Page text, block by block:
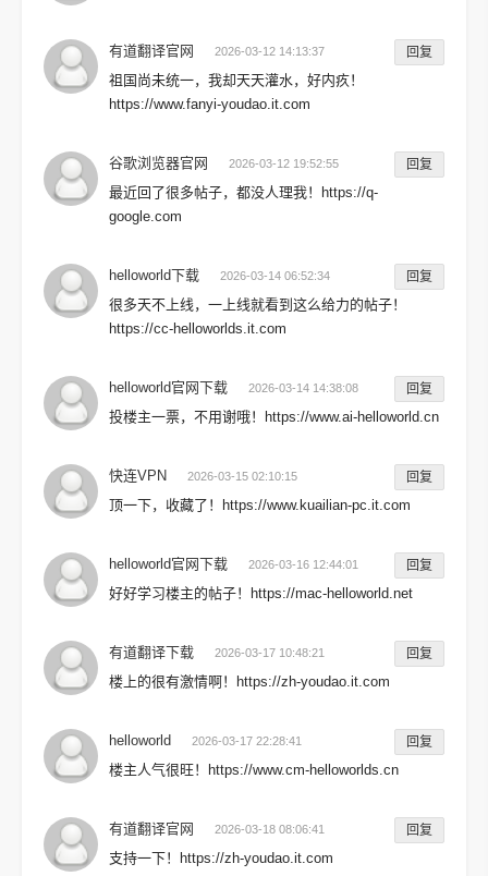
有道翻译官网 2026-03-12 14:13:37 回复
祖国尚未统一，我却天天灌水，好内疚！
https://www.fanyi-youdao.it.com
谷歌浏览器官网 2026-03-12 19:52:55 回复
最近回了很多帖子，都没人理我！https://q-
google.com
helloworld下载 2026-03-14 06:52:34 回复
很多天不上线，一上线就看到这么给力的帖子！
https://cc-helloworlds.it.com
helloworld官网下载 2026-03-14 14:38:08 回复
投楼主一票，不用谢哦！https://www.ai-helloworld.cn
快连VPN 2026-03-15 02:10:15 回复
顶一下，收藏了！https://www.kuailian-pc.it.com
helloworld官网下载 2026-03-16 12:44:01 回复
好好学习楼主的帖子！https://mac-helloworld.net
有道翻译下载 2026-03-17 10:48:21 回复
楼上的很有激情啊！https://zh-youdao.it.com
helloworld 2026-03-17 22:28:41 回复
楼主人气很旺！https://www.cm-helloworlds.cn
有道翻译官网 2026-03-18 08:06:41 回复
支持一下！https://zh-youdao.it.com